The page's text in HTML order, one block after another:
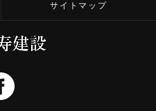
サイトマップ